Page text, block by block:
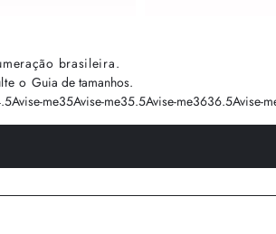
brasileira.
o Guia de tamanhos.
Avise-me35Avise-me35.5Avise-me3636.5Avise-